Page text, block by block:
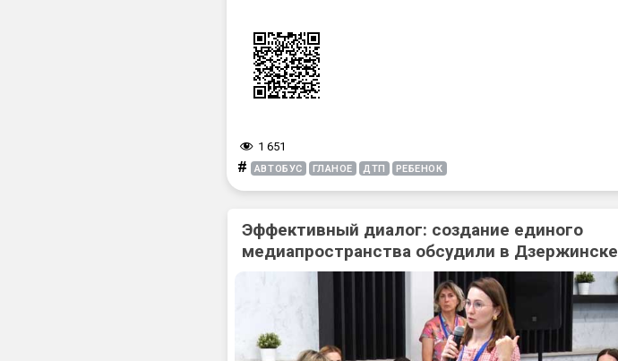
1 651
# АВТОБУС ГЛАНОЕ ДТП РЕБЕНОК
Эффективный диалог: создание единого
медиапространства обсудили в Дзержинске